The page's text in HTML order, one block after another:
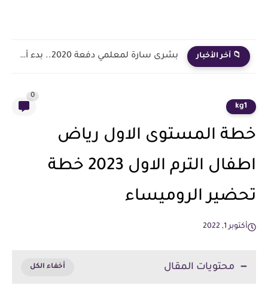
📁 آخر الأخبار بشرى سارة لمعلمي دفعة 2020.. بدء أول خطوة رسمية في...
kg1
0
خطة المستوى الاول رياض
اطفال الترم الاول 2023 خطة
تحضير الروميساء
أكتوبر 1, 2022
محتويات المقال